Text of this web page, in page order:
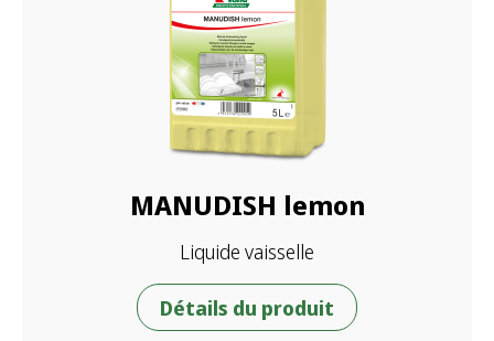
MANUDISH lemon
Liquide vaisselle
Détails du produit